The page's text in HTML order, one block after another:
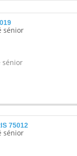
sénior
sénior
75012
sénior